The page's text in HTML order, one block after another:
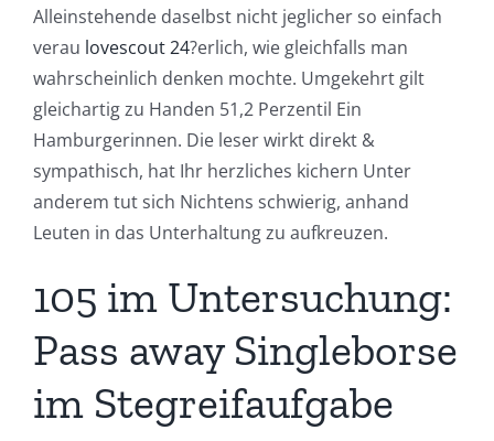
Alleinstehende daselbst nicht jeglicher so einfach
verau lovescout 24?erlich, wie gleichfalls man
wahrscheinlich denken mochte. Umgekehrt gilt
gleichartig zu Handen 51,2 Perzentil Ein
Hamburgerinnen. Die leser wirkt direkt &
sympathisch, hat Ihr herzliches kichern Unter
anderem tut sich Nichtens schwierig, anhand
Leuten in das Unterhaltung zu aufkreuzen.
105 im Untersuchung:
Pass away Singleborse
im Stegreifaufgabe